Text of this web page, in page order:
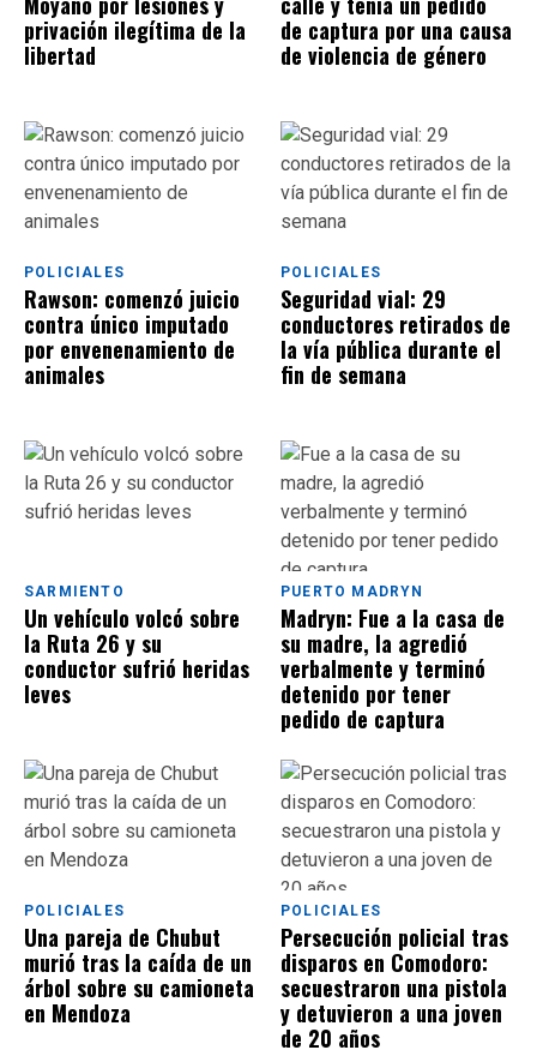
privación ilegítima de la
libertad
de captura por una causa
de violencia de género
POLICIALES
Rawson: comenzó juicio
contra único imputado
por envenenamiento de
animales
POLICIALES
Seguridad vial: 29
conductores retirados de
la vía pública durante el
fin de semana
SARMIENTO
Un vehículo volcó sobre
la Ruta 26 y su
conductor sufrió heridas
leves
PUERTO MADRYN
Madryn: Fue a la casa de
su madre, la agredió
verbalmente y terminó
detenido por tener
pedido de captura
POLICIALES
Una pareja de Chubut
murió tras la caída de un
árbol sobre su camioneta
en Mendoza
POLICIALES
Persecución policial tras
disparos en Comodoro:
secuestraron una pistola
y detuvieron a una joven
de 20 años